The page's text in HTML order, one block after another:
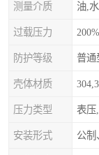
测量介质 油,
过载压力
防护等级 普通
壳体材质
压力类型 表压
安装形式 公制